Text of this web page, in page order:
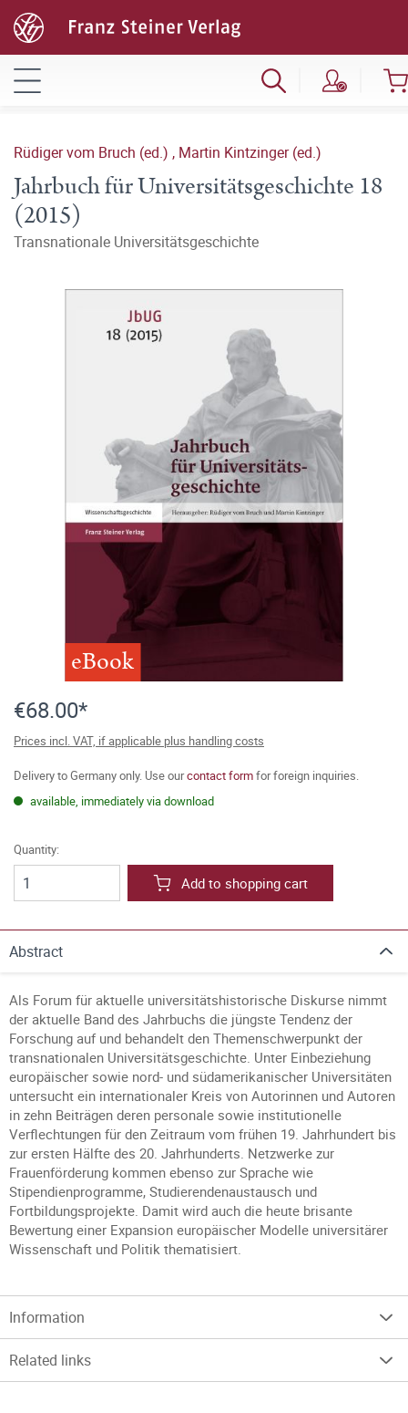
Rüdiger vom Bruch (ed.) , Martin Kintzinger (ed.)
Jahrbuch für Universitätsgeschichte 18
(2015)
Transnationale Universitätsgeschichte
eBook
€68.00*
Prices incl. VAT, if applicable plus handling costs
Delivery to Germany only. Use ourcontact formfor foreign inquiries.
available, immediately via download
Quantity:
Add to shopping cart
Abstract
Als Forum für aktuelle universitätshistorische Diskurse nimmt
der aktuelle Band des Jahrbuchs die jüngste Tendenz der
Forschung auf und behandelt den Themenschwerpunkt der
transnationalen Universitätsgeschichte. Unter Einbeziehung
europäischer sowie nord- und südamerikanischer Universitäten
untersucht ein internationaler Kreis von Autorinnen und Autoren
in zehn Beiträgen deren personale sowie institutionelle
Verflechtungen für den Zeitraum vom frühen 19. Jahrhundert bis
zur ersten Hälfte des 20. Jahrhunderts. Netzwerke zur
Frauenförderung kommen ebenso zur Sprache wie
Stipendienprogramme, Studierendenaustausch und
Fortbildungsprojekte. Damit wird auch die heute brisante
Bewertung einer Expansion europäischer Modelle universitärer
Wissenschaft und Politik thematisiert.
Information
Related links